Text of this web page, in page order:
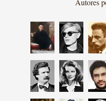
Autores